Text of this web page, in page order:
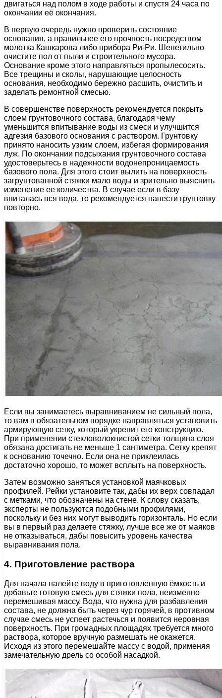
двигаться над полом в ходе работы и спустя 24 часа по
окончании её окончания.
В первую очередь нужно проверить состояние
основания, а правильнее его прочность посредством
молотка Кашкарова либо прибора Ри-Ри. Шепетильно
очистите пол от пыли и строительного мусора.
Основание кроме этого направляться пропылесосить.
Все трещины и сколы, нарушающие целосность
основания, необходимо бережно расшить, очистить и
заделать ремонтной смесью.
В совершенстве поверхность рекомендуется покрыть
слоем грунтовочного состава, благодаря чему
уменьшится впитывание воды из смеси и улучшится
адгезия базового основания с раствором. Грунтовку
принято наносить узким слоем, избегая формирования
луж. По окончании подсыхания грунтовочного состава
удостоверьтесь в надежности водонепроницаемость
базового пола. Для этого стоит вылить на поверхность
загрунтованной стяжки мало воды и зрительно выяснить
изменение ее количества. В случае если в базу
впиталась вся вода, то рекомендуется нанести грунтовку
повторно.
Если вы занимаетесь выравниванием не сильный пола,
то вам в обязательном порядке направляться установить
армирующую сетку, который укрепит его конструкцию.
При применении стекловолокнистой сетки толщина слоя
обязана достигать не меньше 1 сантиметра. Сетку крепят
к основанию точечно. Если она не приклеилась
достаточно хорошо, то может всплыть на поверхность.
Затем возможно заняться установкой маячковых
профилей. Рейки установите так, дабы их верх совпадал
с метками, что обозначены на стене. К слову сказать,
эксперты не пользуются подобными профилями,
поскольку и без них могут выводить горизонталь. Но если
вы в первый раз делаете стяжку, лучше все же от маяков
не отказываться, дабы повысить уровень качества
выравнивания пола.
4. Приготовление раствора
Для начала налейте воду в приготовленную ёмкость и
добавьте готовую смесь для стяжки пола, неизменно
перемешивая массу. Вода, что нужна для разбавления
состава, не должна быть через чур горячей, в противном
случае смесь не успеет растечься и появится неровная
поверхность. При громадных площадях требуется много
раствора, которое вручную размешать не окажется.
Исходя из этого перемешайте массу с водой, применяя
замечательную дрель со особой насадкой.